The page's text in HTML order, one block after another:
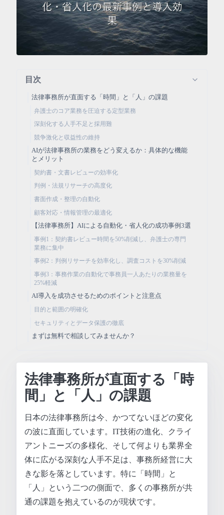
目次
法律事務所が直面する「時間」と「人」の課題
弁護士のコア業務を圧迫する定型業務
深刻化する人手不足と採用難
競争激化と収益性の維持
AIが法律事務所の業務をどう変えるか：具体的な機能
とメリット
契約書・文書レビューの効率化
判例・法規リサーチの高度化
書面作成・整理の自動化
顧客対応・情報管理の最適化
【法律事務所】AIによる自動化・省人化の成功事例3選
事例1：契約書レビュー時間を50%削減し、弁護士の専門
業務に集中
事例2：判例リサーチを効率化し、調査コストを30%削減
事例3：事務作業の自動化で事務員一人あたりの業務量を
25%軽減
AI導入を成功させるためのポイントと注意点
目的と範囲の明確化
セキュリティとデータ保護の徹底
まずは無料で相談してみませんか？
法律事務所が直面する「時
間」と「人」の課題
日本の法律事務所は今、かつてないほどの変化
の波に直面しています。IT技術の進化、クライ
アントニーズの多様化、そして何よりも業界全
体に広がる深刻な人手不足は、事務所経営に大
きな影を落としています。特に「時間」と
「人」という二つの側面で、多くの事務所が共
通の課題を抱えているのが現状です。